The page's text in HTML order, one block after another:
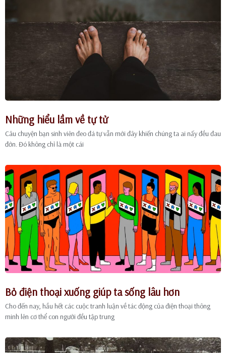
Những hiểu lầm về tự tử
Câu chuyện bạn sinh viên đeo đá tự vẫn mới đây khiến chúng ta ai nấy đều đau
đớn. Đó không chỉ là một cái
Bỏ điện thoại xuống giúp ta sống lâu hơn
Cho đến nay, hầu hết các cuộc tranh luận về tác động của điện thoại thông
minh lên cơ thể con người đều tập trung